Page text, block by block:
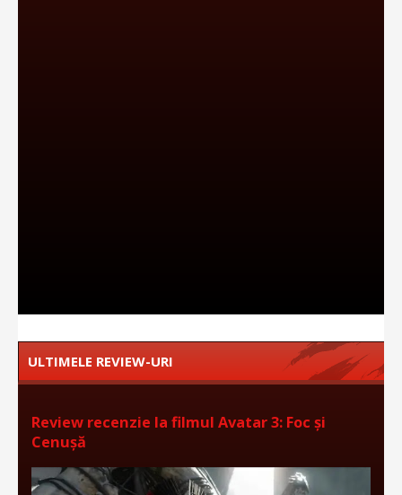
ULTIMELE REVIEW-URI
Review recenzie la filmul Avatar 3: Foc și
Cenușă